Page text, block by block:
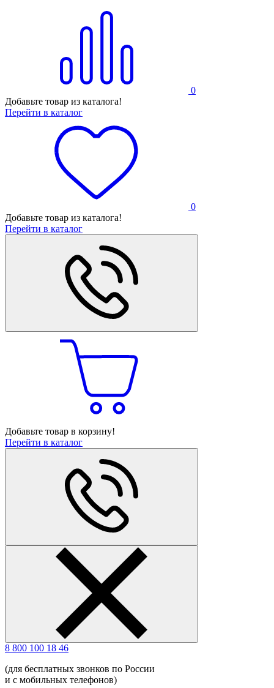
0
Добавьте товар из каталога!
Перейти в каталог
0
Добавьте товар из каталога!
Перейти в каталог
Добавьте товар в корзину!
Перейти в каталог
8 800 100 18 46
(для бесплатных звонков по России
и с мобильных телефонов)